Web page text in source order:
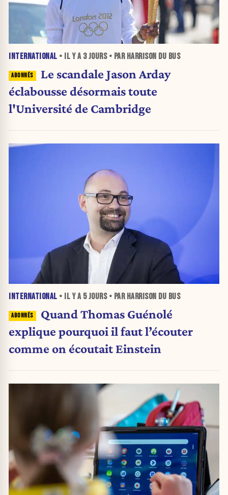
INTERNATIONAL • IL Y A 3 JOURS• PAR HARRISON DU BUS
Le scandale Jason Arday
éclabousse désormais toute
l'Université de Cambridge
INTERNATIONAL • IL Y A 5 JOURS• PAR HARRISON DU BUS
Quand Thomas Guénolé
explique pourquoi il faut l’écouter
comme on écoutait Einstein